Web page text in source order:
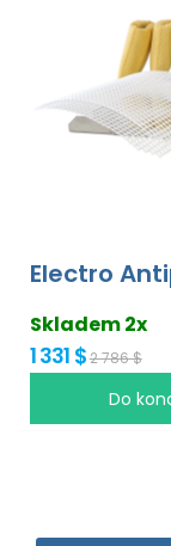
Electro
Skladem 2x
1 331 $2 786 $
Do